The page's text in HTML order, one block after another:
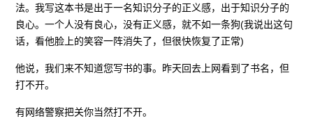
法。我写这本书是出于一名知识分子的正义感，出于知识分子的
良心。一个人没有良心，没有正义感，就不如一条狗(我说出这句
话，看他脸上的笑容一阵消失了，但很快恢复了正常)
他说，我们来不知道您写书的事。昨天回去上网看到了书名，但
打不开。
有网络警察把关你当然打不开。